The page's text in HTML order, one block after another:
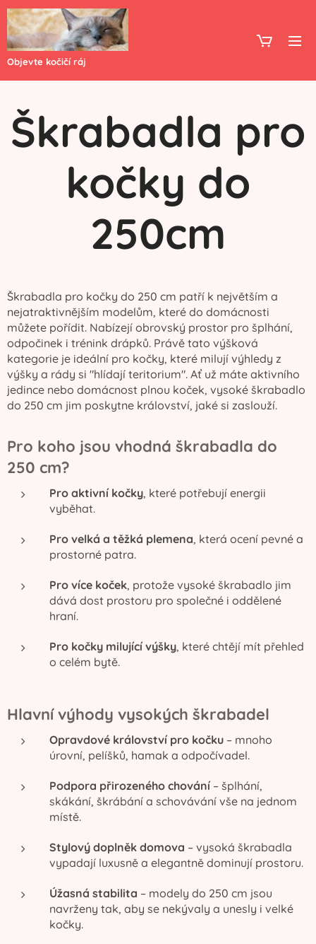
Objevte kočičí ráj
Škrabadla pro
kočky do
250cm
Škrabadla pro kočky do 250 cm patří k největším a
nejatraktivnějším modelům, které do domácnosti
můžete pořídit. Nabízejí obrovský prostor pro šplhání,
odpočinek i trénink drápků. Právě tato výšková
kategorie je ideální pro kočky, které milují výhledy z
výšky a rády si "hlídají teritorium". Ať už máte aktivního
jedince nebo domácnost plnou koček, vysoké škrabadlo
do 250 cm jim poskytne království, jaké si zaslouží.
Pro koho jsou vhodná škrabadla do
250 cm?
Pro aktivní kočky, které potřebují energii
vyběhat.
Pro velká a těžká plemena, která ocení pevné a
prostorné patra.
Pro více koček, protože vysoké škrabadlo jim
dává dost prostoru pro společné i oddělené
hraní.
Pro kočky milující výšky, které chtějí mít přehled
o celém bytě.
Hlavní výhody vysokých škrabadel
Opravdové království pro kočku – mnoho
úrovní, pelíšků, hamak a odpočívadel.
Podpora přirozeného chování – šplhání,
skákání, škrábání a schovávání vše na jednom
místě.
Stylový doplněk domova – vysoká škrabadla
vypadají luxusně a elegantně dominují prostoru.
Úžasná stabilita – modely do 250 cm jsou
navrženy tak, aby se nekývaly a unesly i velké
kočky.